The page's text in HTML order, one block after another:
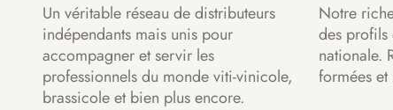
Un véritable réseau de distributeurs
indépendants mais unis pour
accompagner et servir les
professionnels du monde viti-vinicole,
brassicole et bien plus encore.
Notre
des profils
nationale.
formées